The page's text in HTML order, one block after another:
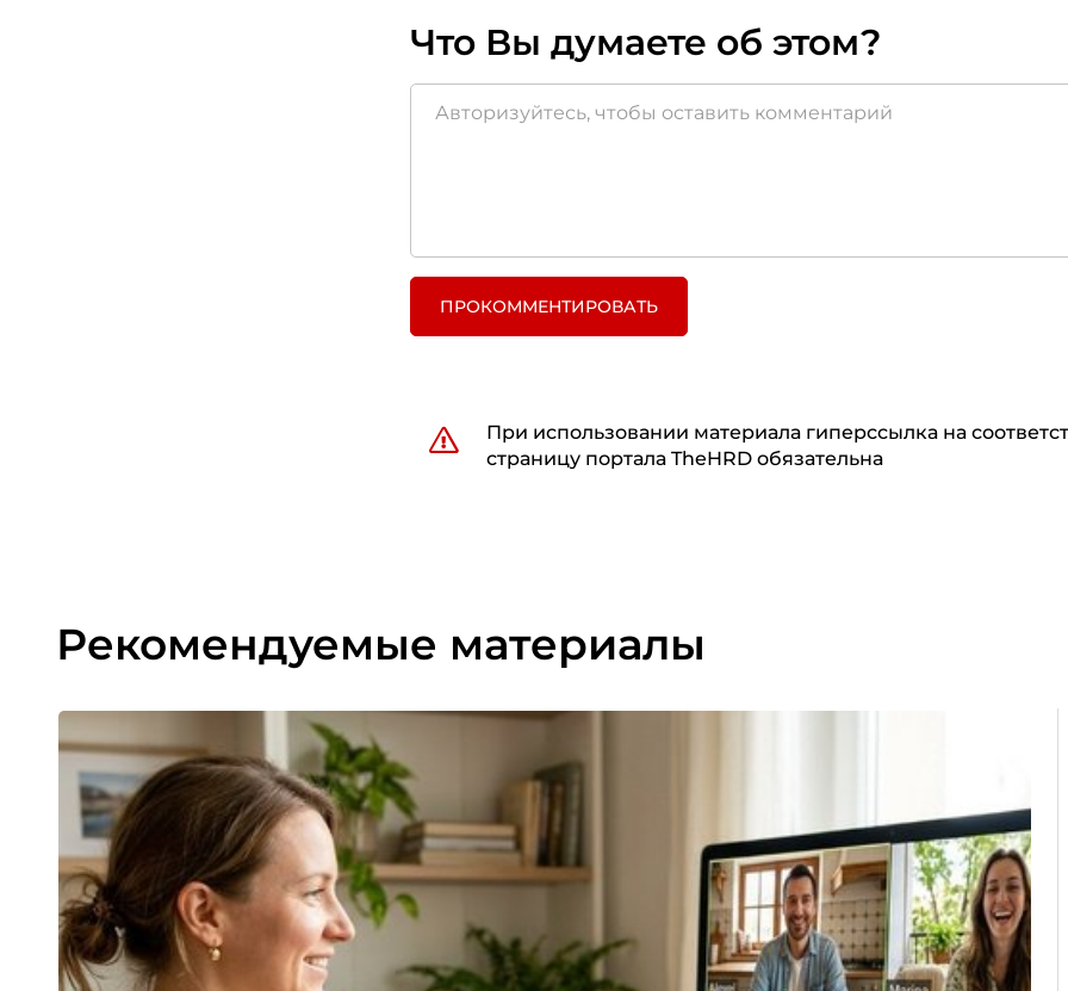
Что Вы думаете об этом?
ПРОКОММЕНТИРОВАТЬ
При использовании материала гиперссылка на
страницу портала TheHRD обязательна
Рекомендуемые материалы